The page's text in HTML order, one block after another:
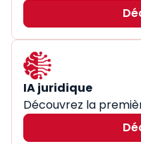
IA juridique
Découvrez la